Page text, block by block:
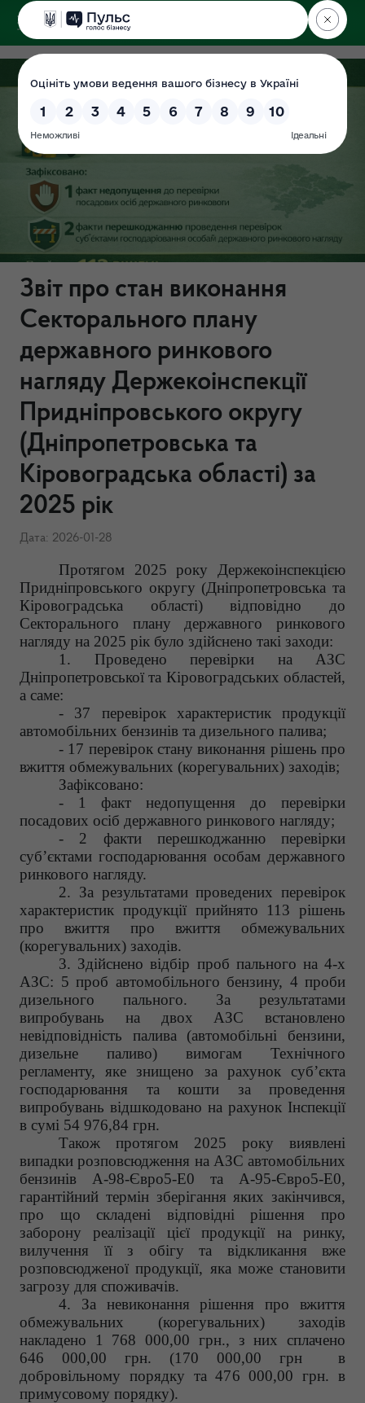
ДЕРЖЕКОІНСПЕКЦІЯ
Звіт про стан виконання
Секторального плану
державного ринкового
нагляду Держекоінспекції
Придніпровського округу
(Дніпропетровська та
Кіровоградська області) за
2025 рік
Дата: 2026-01-28
Протягом 2025 року Держекоінспекцією
Придніпровського округу (Дніпропетровська та
Кіровоградська області) відповідно до
Секторального плану державного ринкового
нагляду на 2025 рік було здійснено такі заходи:
1. Проведено перевірки на АЗС
Дніпропетровської та Кіровоградських областей,
а саме:
- 37 перевірок характеристик продукції
автомобільних бензинів та дизельного палива;
- 17 перевірок стану виконання рішень про
вжиття обмежувальних (корегувальних) заходів;
Зафіксовано:
- 1 факт недопущення до перевірки
посадових осіб державного ринкового нагляду;
- 2 факти перешкоджанню перевірки
суб’єктами господарювання особам державного
ринкового нагляду.
2. За результатами проведених перевірок
характеристик продукції прийнято 113 рішень
про вжиття про вжиття обмежувальних
(корегувальних) заходів.
3. Здійснено відбір проб пального на 4-х
АЗС: 5 проб автомобільного бензину, 4 проби
дизельного пального. За результатами
випробувань на двох АЗС встановлено
невідповідність палива (автомобільні бензини,
дизельне паливо) вимогам Технічного
регламенту, яке знищено за рахунок суб’єкта
господарювання та кошти за проведення
випробувань відшкодовано на рахунок Інспекції
в сумі 54 976,84 грн.
Також протягом 2025 року виявлені
випадки розповсюдження на АЗС автомобільних
бензинів А-98-Євро5-Е0 та А-95-Євро5-Е0,
гарантійний термін зберігання яких закінчився,
про що складені відповідні рішення про
заборону реалізації цієї продукції на ринку,
вилучення її з обігу та відкликання вже
розповсюдженої продукції, яка може становити
загрозу для споживачів.
4. За невиконання рішення про вжиття
обмежувальних (корегувальних) заходів
накладено 1 768 000,00 грн., з них сплачено
646 000,00 грн. (170 000,00 грн в
добровільному порядку та 476 000,00 грн. в
примусовому порядку).